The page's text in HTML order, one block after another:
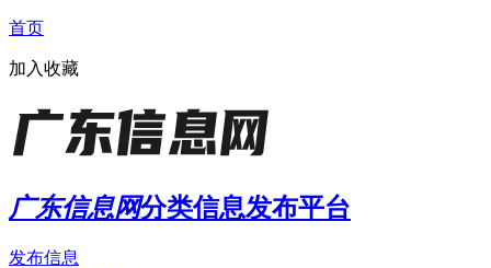
首页
加入收藏
广东信息网分类信息发布平台
发布信息